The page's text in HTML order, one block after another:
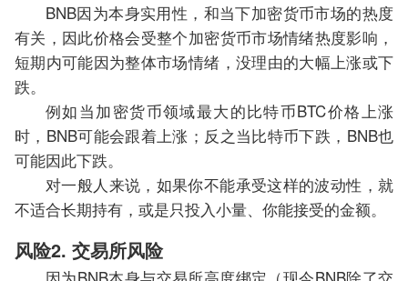
BNB因为本身实用性，和当下加密货币市场的热度
有关，因此价格会受整个加密货币市场情绪热度影响，
短期内可能因为整体市场情绪，没理由的大幅上涨或下
跌。
例如当加密货币领域最大的比特币BTC价格上涨
时，BNB可能会跟着上涨；反之当比特币下跌，BNB也
可能因此下跌。
对一般人来说，如果你不能承受这样的波动性，就
不适合长期持有，或是只投入小量、你能接受的金额。
风险2. 交易所风险